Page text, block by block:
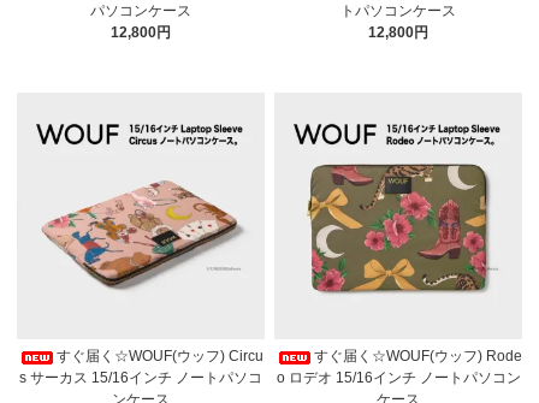
パソコンケース
12,800円
トパソコンケース
12,800円
すぐ届く☆WOUF(ウッフ) Circu
s サーカス 15/16インチ ノートパソコ
すぐ届く☆WOUF(ウッフ) Rode
o ロデオ 15/16インチ ノートパソコン